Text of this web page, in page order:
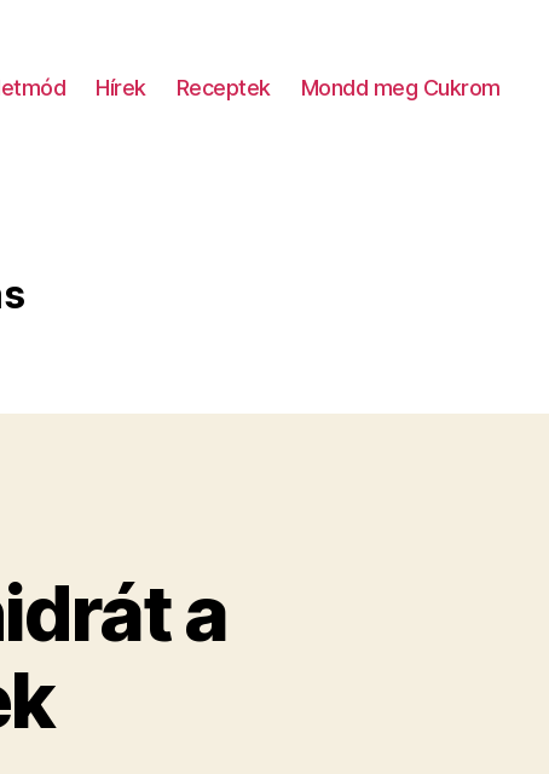
Hírek Receptek Mondd meg Cukrom
a